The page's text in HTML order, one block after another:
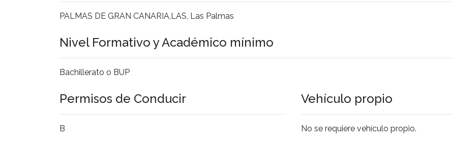
PALMAS DE GRAN CANARIA,LAS, Las Palmas
Nivel Formativo y Académico mínimo
Bachillerato o BUP
Permisos de Conducir
B
Vehículo propio
No se requiere vehículo propio.